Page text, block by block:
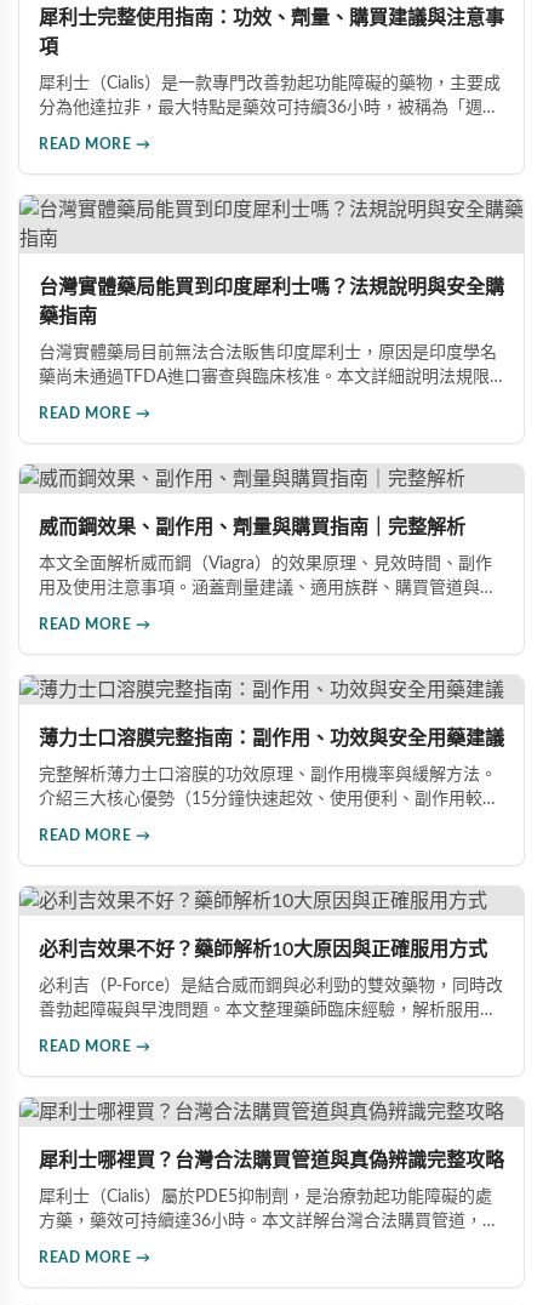
犀利士完整使用指南：功效、劑量、購買建議與注意事
項
犀利士（Cialis）是一款專門改善勃起功能障礙的藥物，主要成
分為他達拉非，最大特點是藥效可持續36小時，被稱為「週末
READ MORE →
台灣實體藥局能買到印度犀利士嗎？法規說明與安全購
藥指南
台灣實體藥局目前無法合法販售印度犀利士，原因是印度學名
藥尚未通過TFDA進口審查與臨床核准。本文詳細說明法規限
READ MORE →
威而鋼效果、副作用、劑量與購買指南｜完整解析
本文全面解析威而鋼（Viagra）的效果原理、見效時間、副作
用及使用注意事項。涵蓋劑量建議、適用族群、購買管道與價
READ MORE →
薄力士口溶膜完整指南：副作用、功效與安全用藥建議
完整解析薄力士口溶膜的功效原理、副作用機率與緩解方法。
介紹三大核心優勢（15分鐘快速起效、使用便利、副作用較
READ MORE →
必利吉效果不好？藥師解析10大原因與正確服用方式
必利吉（P-Force）是結合威而鋼與必利勁的雙效藥物，同時改
善勃起障礙與早洩問題。本文整理藥師臨床經驗，解析服用時
READ MORE →
犀利士哪裡買？台灣合法購買管道與真偽辨識完整攻略
犀利士（Cialis）屬於PDE5抑制劑，是治療勃起功能障礙的處
方藥，藥效可持續達36小時。本文詳解台灣合法購買管道，包
READ MORE →